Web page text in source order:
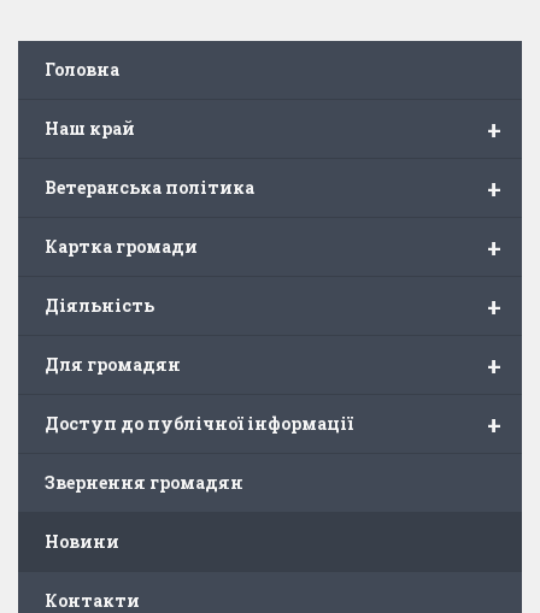
Головна
+
Наш край
+
Ветеранська політика
+
Картка громади
+
Діяльність
+
Для громадян
+
Доступ до публічної інформації
Звернення громадян
Новини
Контакти